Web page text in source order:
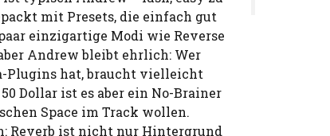
mit Presets, die einfach gut
einzigartige Modi wie Reverse
Andrew bleibt ehrlich: Wer
Plugins hat, braucht vielleicht
Dollar ist es aber ein No-Brainer
Space im Track wollen.
Reverb ist nicht nur Hintergrund